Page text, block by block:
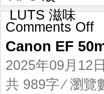
Comments Offon
EF
f1.8
狗
Canon EF
2025年09月12日
共 989字 ⁄ 瀏